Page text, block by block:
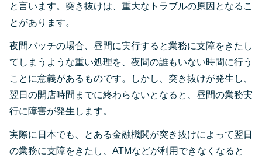
と言います。突き抜けは、重大なトラブルの原因となるこ
とがあります。
夜間バッチの場合、昼間に実行すると業務に支障をきたし
てしまうような重い処理を、夜間の誰もいない時間に行う
ことに意義があるものです。しかし、突き抜けが発生し、
翌日の開店時間までに終わらないとなると、昼間の業務実
行に障害が発生します。
実際に日本でも、とある金融機関が突き抜けによって翌日
の業務に支障をきたし、ATMなどが利用できなくなると